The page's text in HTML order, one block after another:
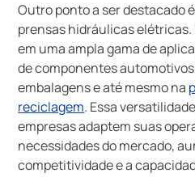
Outro ponto a ser destacado
prensas hidráulicas
em uma ampla gama de
de componentes
embalagens e até mesmo na
reciclagem. Essa
empresas adaptem suas
necessidades do mercado,
competitividade e a